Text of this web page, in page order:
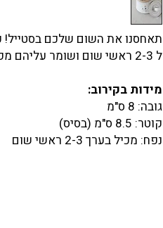
תאחסנו את השום שלכם
ל 2-3 ראשי שום ושומר עליהם מפני לחות, אור וריח.
מידות בקירוב:
גובה: 8 ס"מ
קוטר: 8.5 ס"מ (בסיס)
נפח: מכיל בערך 2-3 ראשי שום